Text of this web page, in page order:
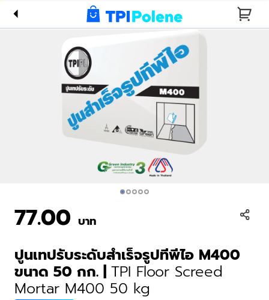
ขนาด 50
กก. | TPI
Floor
Screed
Mortar
M400 50
77.00 บาท
ปูนเทปรับระดับสำเร็จรูปทีพีไอ M400
ขนาด 50 กก. | TPI Floor Screed
Mortar M400 50 kg